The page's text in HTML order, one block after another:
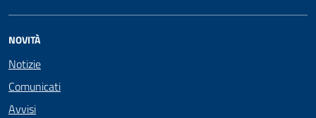
NOVITÀ
Notizie
Comunicati
Avvisi